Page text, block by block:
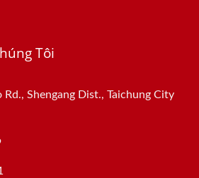
Tôi
Shengang Dist., Taichung City